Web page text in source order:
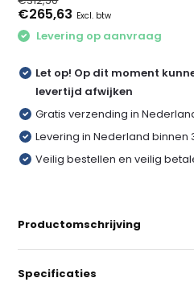
€265,63 Excl. btw
Levering op aanvraag
Let op! Op dit moment
levertijd afwijken
Gratis verzending in
Levering in Nederland
Veilig bestellen en veilig
Productomschrijving
Specificaties